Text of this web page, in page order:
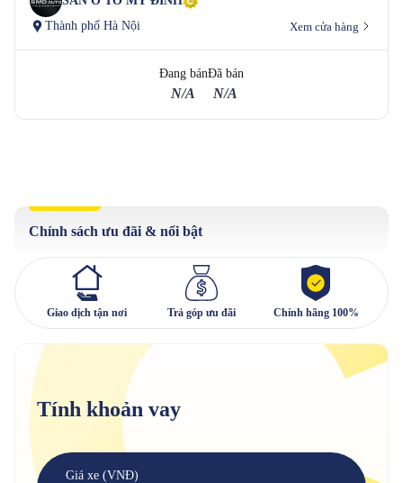
Thành phố Hà Nội
Xem cửa hàng
Đang bán
N/A
Đã bán
N/A
Chính sách ưu đãi & nổi bật
Giao dịch tận nơi Trả góp ưu đãi Chính hãng 100%
Tính khoản vay
Giá xe (VNĐ)